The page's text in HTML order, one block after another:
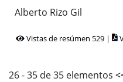
Alberto Rizo Gil
Vistas de resúmen 529 |
26 - 35 de 35 elementos